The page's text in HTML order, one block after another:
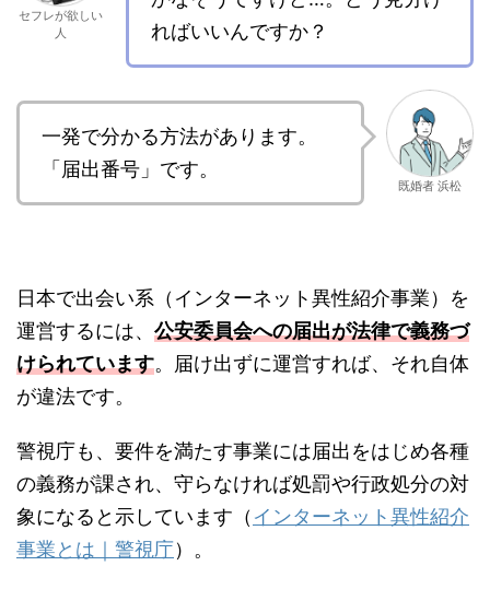
セフレが欲しい
人
ればいいんですか？
一発で分かる方法があります。
「届出番号」です。
既婚者 浜松
日本で出会い系（インターネット異性紹介事業）を
運営するには、 公安委員会への届出が法律で義務づ
けられています。届け出ずに運営すれば、それ自体
が違法です。
警視庁も、要件を満たす事業には届出をはじめ各種
の義務が課され、守らなければ処罰や行政処分の対
象になると示しています（ インターネット異性紹介
事業とは｜警視庁）。